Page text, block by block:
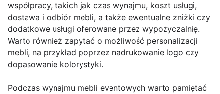
współpracy, takich jak czas wynajmu, koszt usługi,
dostawa i odbiór mebli, a także ewentualne zniżki czy
dodatkowe usługi oferowane przez wypożyczalnię.
Warto również zapytać o możliwość personalizacji
mebli, na przykład poprzez nadrukowanie logo czy
dopasowanie kolorystyki.
Podczas wynajmu mebli eventowych warto pamiętać